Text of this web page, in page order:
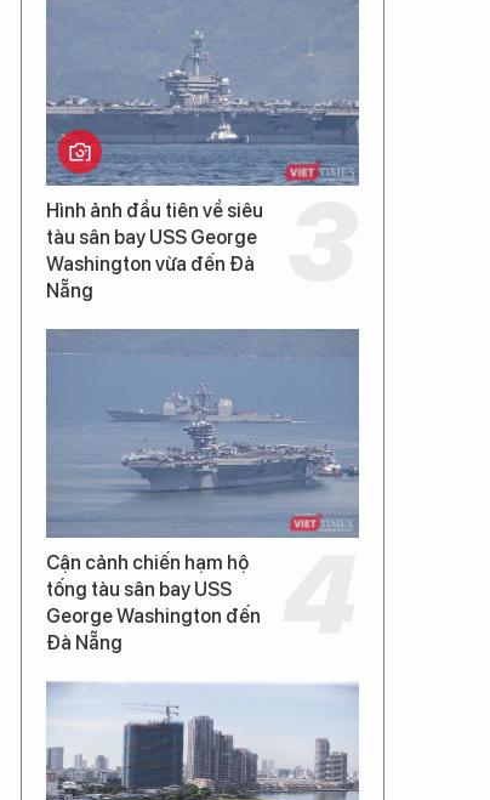
Hình ảnh đầu tiên về siêu
tàu sân bay USS George
Washington vừa đến Đà
Nẵng
Cận cảnh chiến hạm hộ
tống tàu sân bay USS
George Washington đến
Đà Nẵng